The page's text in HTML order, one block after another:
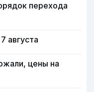
перехода
августа
цены на